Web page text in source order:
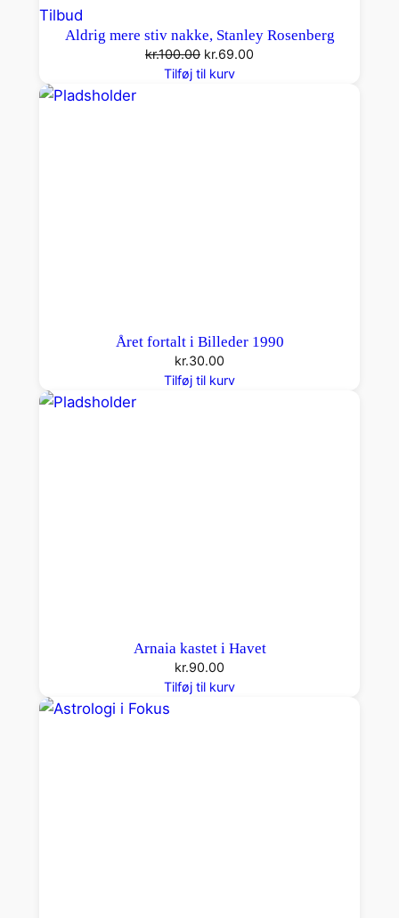
TilbudVare
på
Aldrig mere stiv nakke, Stanley Rosenberg
kr.100.00 Den
oprindelige
kr.69.00
Tilføj til kurv
Året fortalt i Billeder 1990
kr.30.00
Tilføj til kurv
Arnaia kastet i Havet
kr.90.00
Tilføj til kurv